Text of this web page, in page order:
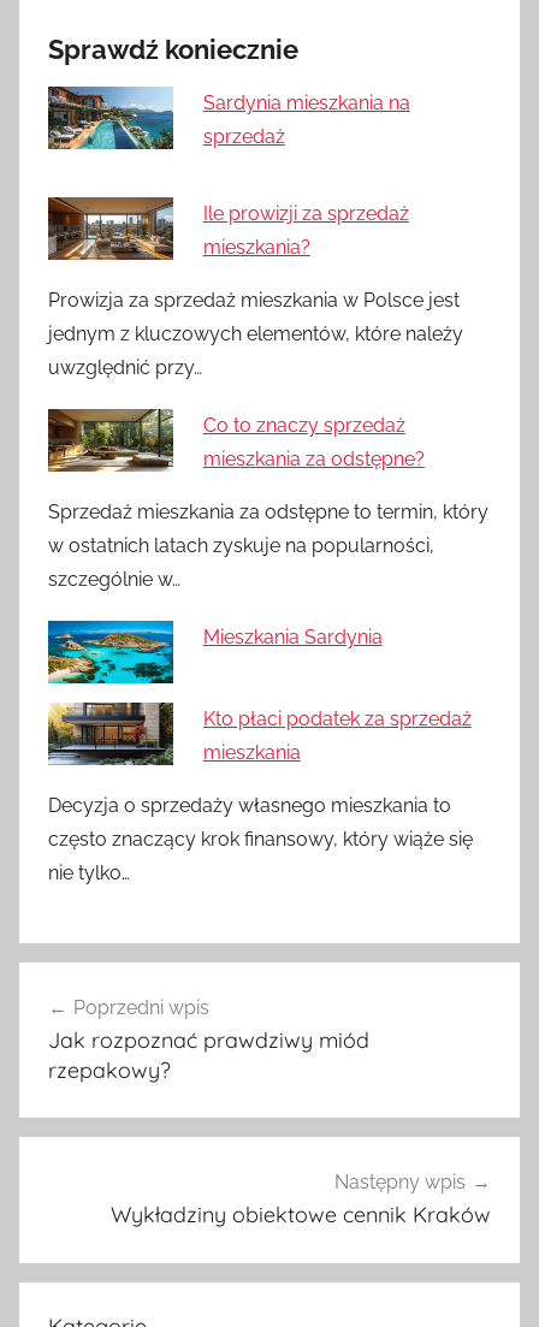
Sprawdź koniecznie
Sardynia mieszkania na
sprzedaż
Ile prowizji za sprzedaż
mieszkania?
Prowizja za sprzedaż mieszkania w Polsce jest
jednym z kluczowych elementów, które należy
uwzględnić przy…
Co to znaczy sprzedaż
mieszkania za odstępne?
Sprzedaż mieszkania za odstępne to termin, który
w ostatnich latach zyskuje na popularności,
szczególnie w…
Mieszkania Sardynia
Kto płaci podatek za sprzedaż
mieszkania
Decyzja o sprzedaży własnego mieszkania to
często znaczący krok finansowy, który wiąże się
nie tylko…
wpisu
Poprzedni wpis
Jak rozpoznać prawdziwy miód
rzepakowy?
Następny wpis
Wykładziny obiektowe cennik Kraków